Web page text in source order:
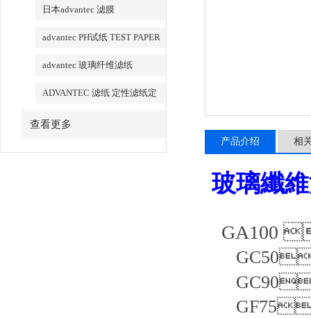
日本advantec 滤膜
advantec PH试纸 TEST PAPER
advantec 玻璃纤维滤纸
ADVANTEC 滤纸 定性滤纸定
查看更多
产品介绍 相
玻璃纖
GA100
GF75：